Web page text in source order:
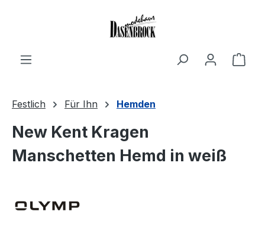
Festlich Für Ihn Hemden
New Kent Kragen
Manschetten Hemd in weiß